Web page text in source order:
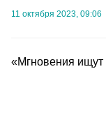
11 октября 2023, 09:06
«Мгновения ищут